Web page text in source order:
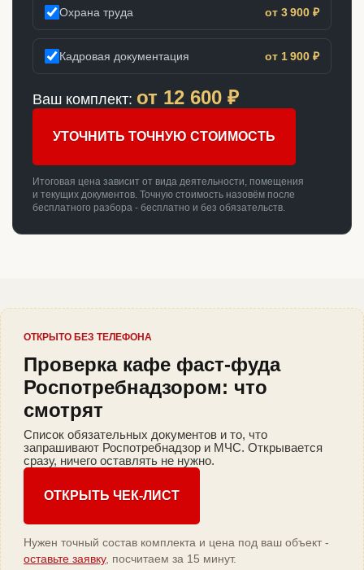
Охрана труда от 3 900 ₽
Кадровая документация от 1 900 ₽
Ваш комплект: от 12 600 ₽
УТОЧНИТЬ ТОЧНУЮ СТОИМОСТЬ
Итоговая цена зависит от вида деятельности, помещения
и текущих документов. Точную стоимость назовём после
бесплатного разбора - бесплатно и без обязательств.
ОТКРЫТО БЕЗ ТЕЛЕФОНА
Проверка кафе фаст-фуда
Роспотребнадзором: что
смотрят
Список обязательных документов и то, что
запрашивают Роспотребнадзор и МЧС. Открывается
сразу, ничего оставлять не нужно.
ОТКРЫТЬ ЧЕК-ЛИСТ
Нужен точный состав комплекта и цена под ваш объект -
оставьте заявку, посчитаем за 15 минут.